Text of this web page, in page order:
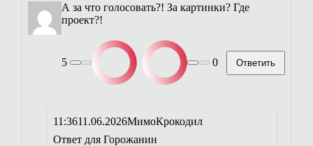
А за что голосовать?! За картинки? Где
проект?!
5 0 Ответить
11:3611.06.2026МимоКрокодил
Ответ для Горожанин